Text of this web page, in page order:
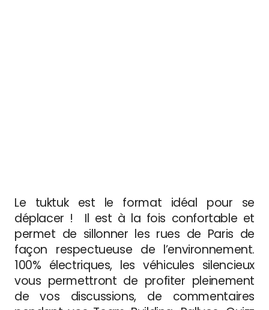
Le tuktuk est le format idéal pour se
déplacer ! Il est à la fois confortable et
permet de sillonner les rues de Paris de
façon respectueuse de l’environnement.
100% électriques, les véhicules silencieux
vous permettront de profiter pleinement
de vos discussions, de commentaires